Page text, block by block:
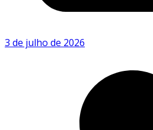
3 de julho de 2026